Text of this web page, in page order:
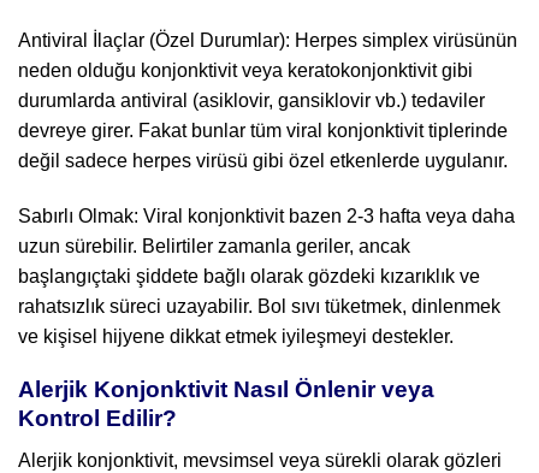
Antiviral İlaçlar (Özel Durumlar): Herpes simplex virüsünün
neden olduğu konjonktivit veya keratokonjonktivit gibi
durumlarda antiviral (asiklovir, gansiklovir vb.) tedaviler
devreye girer. Fakat bunlar tüm viral konjonktivit tiplerinde
değil sadece herpes virüsü gibi özel etkenlerde uygulanır.
Sabırlı Olmak: Viral konjonktivit bazen 2-3 hafta veya daha
uzun sürebilir. Belirtiler zamanla geriler, ancak
başlangıçtaki şiddete bağlı olarak gözdeki kızarıklık ve
rahatsızlık süreci uzayabilir. Bol sıvı tüketmek, dinlenmek
ve kişisel hijyene dikkat etmek iyileşmeyi destekler.
Alerjik Konjonktivit Nasıl Önlenir veya
Kontrol Edilir?
Alerjik konjonktivit, mevsimsel veya sürekli olarak gözleri